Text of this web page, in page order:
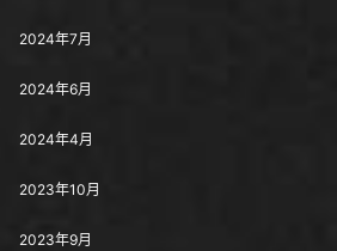
2024年7月
2024年6月
2024年4月
2023年10月
2023年9月